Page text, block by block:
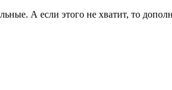
А если этого не хватит, то